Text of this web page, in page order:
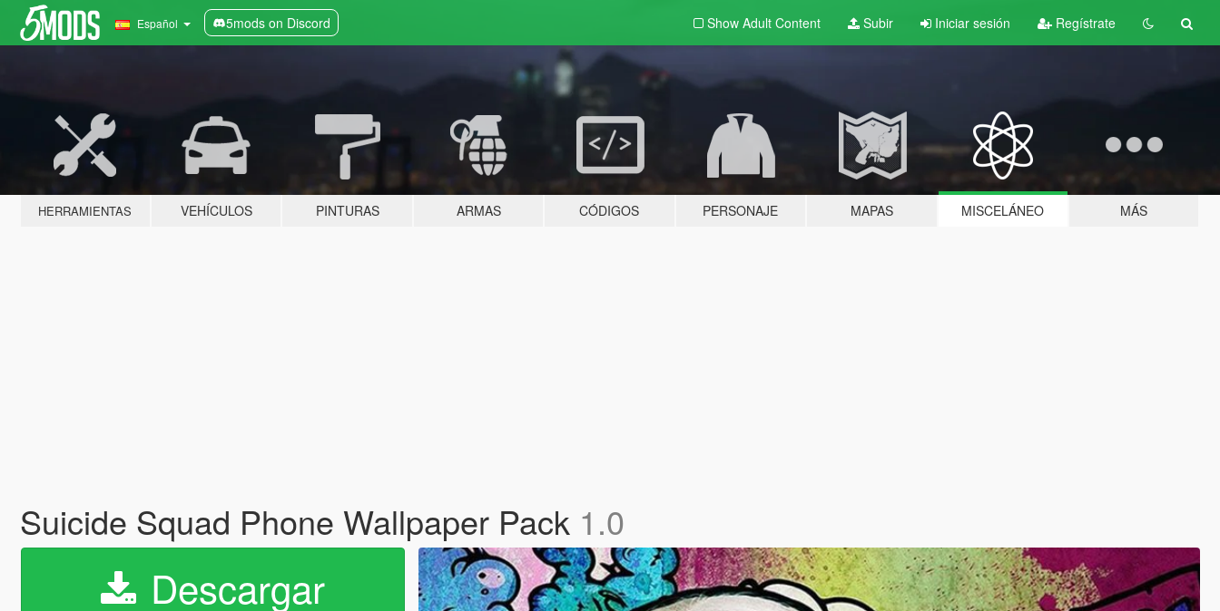
Español 5mods on Discord Show Adult Content Subir Iniciar sesión Regístrate
HERRAMIENTAS VEHÍCULOS PINTURAS ARMAS CÓDIGOS PERSONAJE MAPAS MISCELÁNEO MÁS
Suicide Squad Phone Wallpaper Pack 1.0
Descargar